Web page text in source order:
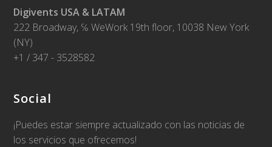
Digivents USA & LATAM
222 Broadway, ℅ WeWork 19th floor, 10038 New York
(NY)
+1 / 347 - 3528582
Social
¡Puedes estar siempre actualizado con las noticias de
los servicios que ofrecemos!